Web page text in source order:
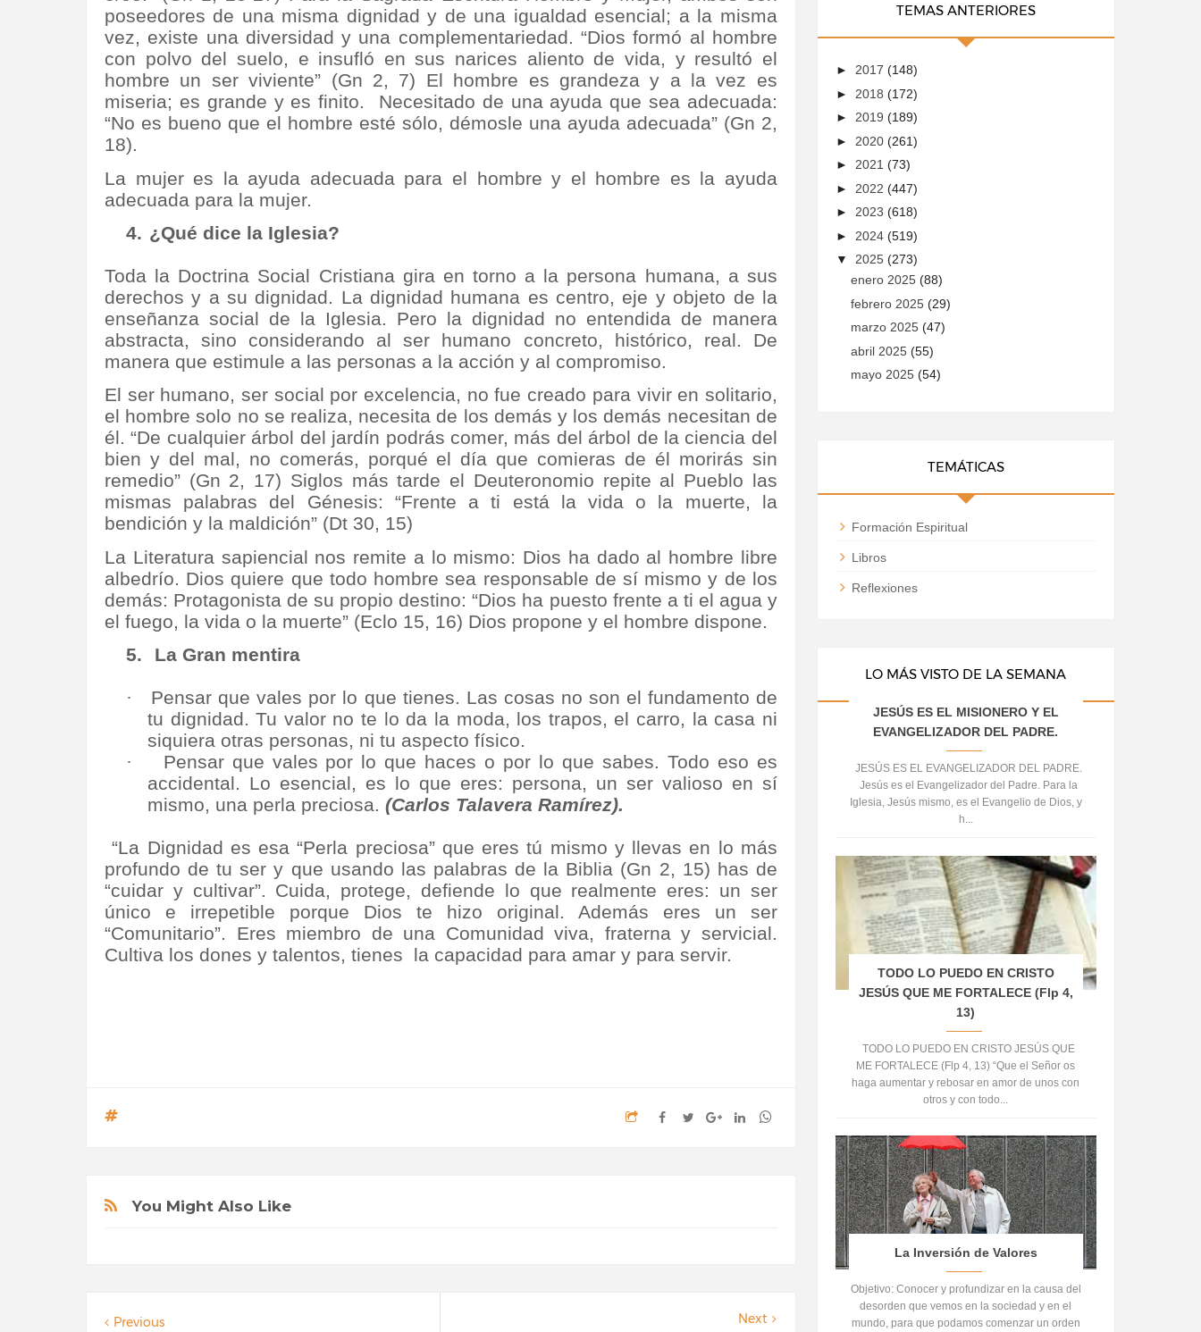
poseedores de una misma dignidad y de una igualdad esencial; a la misma
vez, existe una diversidad y una complementariedad. “Dios formó al hombre
con polvo del suelo, e insufló en sus narices aliento de vida, y resultó el
hombre un ser viviente” (Gn 2, 7) El hombre es grandeza y a la vez es
miseria; es grande y es finito.
Necesitado de una ayuda que sea adecuada:
“No es bueno que el hombre esté sólo, démosle una ayuda adecuada” (Gn 2,
18).
La mujer es la ayuda adecuada para el hombre y el hombre es la ayuda
adecuada para la mujer.
4. ¿Qué dice la Iglesia?
Toda la Doctrina Social Cristiana gira en torno a la persona humana, a sus
derechos y a su dignidad. La dignidad humana es centro, eje y objeto de la
enseñanza social de la Iglesia. Pero la dignidad no entendida de manera
abstracta, sino considerando al ser humano concreto, histórico, real. De
manera que estimule a las personas a la acción y al compromiso.
El ser humano, ser social por excelencia, no fue creado para vivir en solitario,
el hombre solo no se realiza, necesita de los demás y los demás necesitan de
él. “De cualquier árbol del jardín podrás comer, más del árbol de la ciencia del
bien y del mal, no comerás, porqué el día que comieras de él morirás sin
remedio” (Gn 2, 17) Siglos más tarde el Deuteronomio repite al Pueblo las
mismas palabras del Génesis: “Frente a ti está la vida o la muerte, la
bendición y la maldición” (Dt 30, 15)
La Literatura sapiencial nos remite a lo mismo: Dios ha dado al hombre libre
albedrío. Dios quiere que todo hombre sea responsable de sí mismo y de los
demás: Protagonista de su propio destino: “Dios ha puesto frente a ti el agua y
el fuego, la vida o la muerte” (Eclo 15, 16) Dios propone y el hombre dispone.
5.
La Gran mentira
·
Pensar que vales por lo que tienes. Las cosas no son el fundamento de
tu dignidad. Tu valor no te lo da la moda, los trapos, el carro, la casa ni
siquiera otras personas, ni tu aspecto físico.
·
Pensar que vales por lo que haces o por lo que sabes. Todo eso es
accidental. Lo esencial, es lo que eres: persona, un ser valioso en sí
mismo, una perla preciosa. (Carlos Talavera Ramírez).
“La Dignidad es esa “Perla preciosa” que eres tú mismo y llevas en lo más
profundo de tu ser y que usando las palabras de la Biblia (Gn 2, 15) has de
“cuidar y cultivar”. Cuida, protege, defiende lo que realmente eres: un ser
único e irrepetible porque Dios te hizo original. Además eres un ser
“Comunitario”. Eres miembro de una Comunidad viva, fraterna y servicial.
Cultiva los dones y talentos, tienes la capacidad para amar y para servir.
You Might Also Like
Next
Previous
TEMAS ANTERIORES
► 2017 (148)
► 2018 (172)
► 2019 (189)
► 2020 (261)
► 2021 (73)
► 2022 (447)
► 2023 (618)
► 2024 (519)
▼ 2025 (273)
enero 2025 (88)
febrero 2025 (29)
marzo 2025 (47)
abril 2025 (55)
mayo 2025 (54)
TEMÁTICAS
Formación Espiritual
Libros
Reflexiones
LO MÁS VISTO DE LA SEMANA
JESÚS ES EL MISIONERO Y EL
EVANGELIZADOR DEL PADRE.
JESÚS ES EL EVANGELIZADOR DEL PADRE.
Jesús es el Evangelizador del Padre. Para la
Iglesia, Jesús mismo, es el Evangelio de Dios, y
h...
TODO LO PUEDO EN CRISTO
JESÚS QUE ME FORTALECE (Flp 4,
13)
TODO LO PUEDO EN CRISTO JESÚS QUE
ME FORTALECE (Flp 4, 13) “Que el Señor os
haga aumentar y rebosar en amor de unos con
otros y con todo...
La Inversión de Valores
Objetivo: Conocer y profundizar en la causa del
desorden que vemos en la sociedad y en el
mundo, para que podamos comenzar un orden